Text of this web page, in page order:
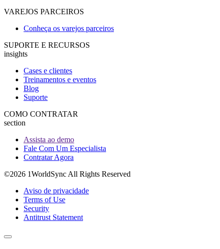
VAREJOS PARCEIROS
Conheça os varejos parceiros
SUPORTE E RECURSOS
insights
Cases e clientes
Treinamentos e eventos
Blog
Suporte
COMO CONTRATAR
section
Assista ao demo
Fale Com Um Especialista
Contratar Agora
©2026 1WorldSync All Rights Reserved
Aviso de privacidade
Terms of Use
Security
Antitrust Statement